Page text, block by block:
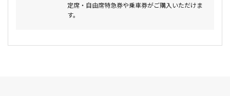
定席・自由席特急券や乗車券がご購入いただけま
す。